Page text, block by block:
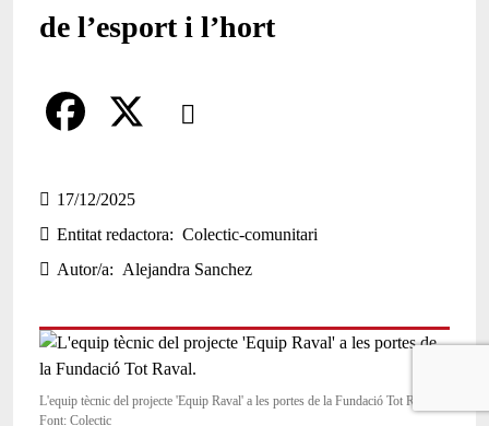
de l’esport i l’hort
Comparteix
a
c
e
o
o
17/12/2025
Entitat redactora
Colectic-comunitari
Autor/a
Alejandra Sanchez
L'equip tècnic del projecte 'Equip Raval' a les portes de la Fundació Tot Raval.
Font: Colectic